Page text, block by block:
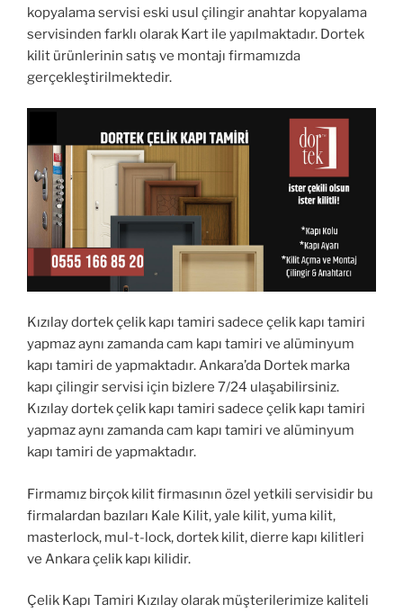
kopyalama servisi eski usul çilingir anahtar kopyalama
servisinden farklı olarak Kart ile yapılmaktadır. Dortek
kilit ürünlerinin satış ve montajı firmamızda
gerçekleştirilmektedir.
Kızılay dortek çelik kapı tamiri sadece çelik kapı tamiri
yapmaz aynı zamanda cam kapı tamiri ve alüminyum
kapı tamiri de yapmaktadır. Ankara’da Dortek marka
kapı çilingir servisi için bizlere 7/24 ulaşabilirsiniz.
Kızılay dortek çelik kapı tamiri sadece çelik kapı tamiri
yapmaz aynı zamanda cam kapı tamiri ve alüminyum
kapı tamiri de yapmaktadır.
Firmamız birçok kilit firmasının özel yetkili servisidir bu
firmalardan bazıları Kale Kilit, yale kilit, yuma kilit,
masterlock, mul-t-lock, dortek kilit, dierre kapı kilitleri
ve Ankara çelik kapı kilidir.
Çelik Kapı Tamiri Kızılay olarak müşterilerimize kaliteli